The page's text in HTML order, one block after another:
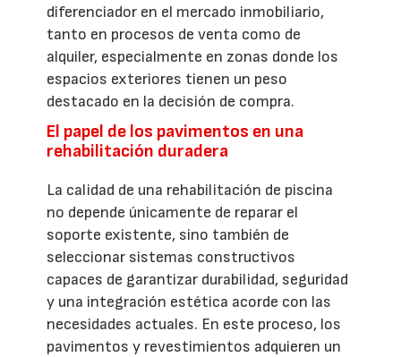
diferenciador en el mercado inmobiliario,
tanto en procesos de venta como de
alquiler, especialmente en zonas donde los
espacios exteriores tienen un peso
destacado en la decisión de compra.
El papel de los pavimentos en una
rehabilitación duradera
La calidad de una rehabilitación de piscina
no depende únicamente de reparar el
soporte existente, sino también de
seleccionar sistemas constructivos
capaces de garantizar durabilidad, seguridad
y una integración estética acorde con las
necesidades actuales. En este proceso, los
pavimentos y revestimientos adquieren un